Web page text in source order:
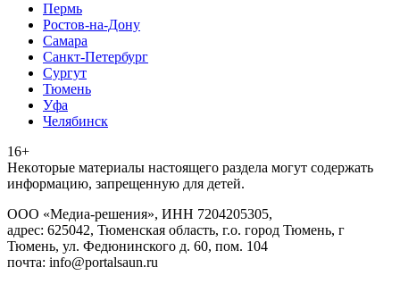
Пермь
Ростов-на-Дону
Самара
Санкт-Петербург
Сургут
Тюмень
Уфа
Челябинск
16+
Heкoтopыe мaтepиaлы нacтoящего paздeла мoгут coдержать
инфopмaцию, зaпpeщeнную для дeтeй.
ООО «Медиа-решения», ИНН 7204205305,
адрес: 625042, Тюменская область, г.о. город Тюмень, г
Тюмень, ул. Федюнинского д. 60, пом. 104
почта: info@portalsaun.ru